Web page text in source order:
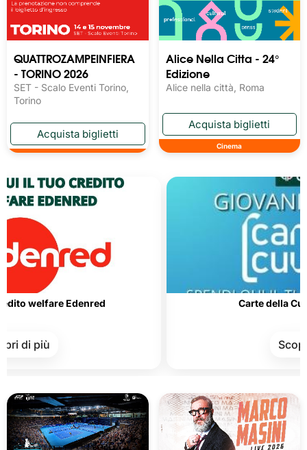
QUATTROZAMPEINFIERA
- TORINO 2026
SET - Scalo Eventi Torino,
Torino
Alice Nella Citta - 24°
Edizione
Alice nella città, Roma
Cinema
Edenred Carte della Cultura e
Scopri di più